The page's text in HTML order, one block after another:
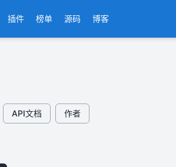
插件 榜单 源码 博客
API文档 作者